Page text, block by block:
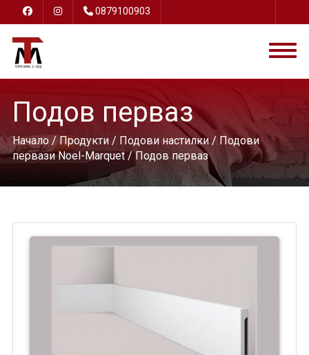
0879100903
Подов перваз
Начало/ Продукти/ Подови настилки/ Подови
первази Noel-Marquet/ Подов перваз